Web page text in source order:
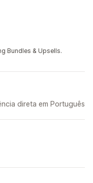
Bundles & Upsells.
direta em Português